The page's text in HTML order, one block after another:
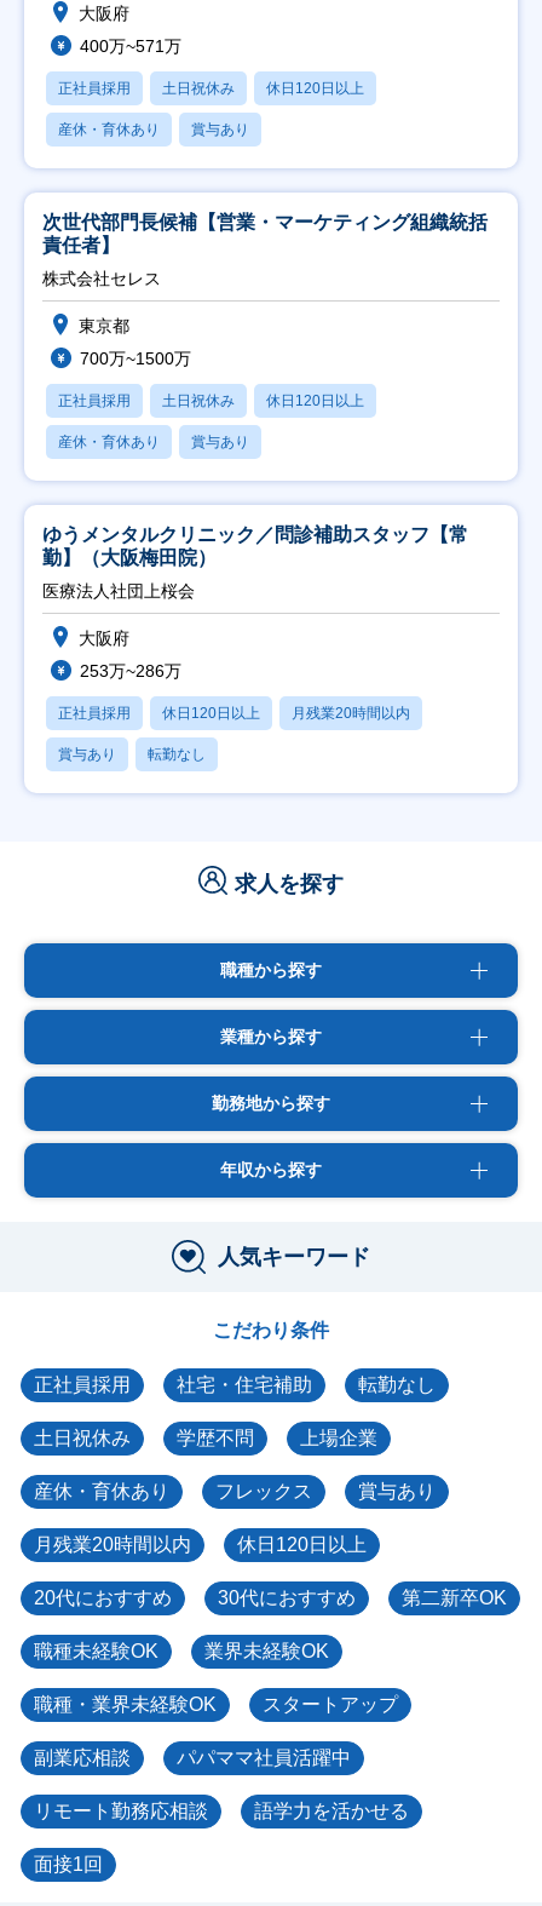
大阪府
400万~571万
正社員採用 土日祝休み 休日120日以上
産休・育休あり 賞与あり
次世代部門長候補【営業・マーケティング組織統括
責任者】
株式会社セレス
東京都
700万~1500万
正社員採用 土日祝休み 休日120日以上
産休・育休あり 賞与あり
ゆうメンタルクリニック／問診補助スタッフ【常
勤】（大阪梅田院）
医療法人社団上桜会
大阪府
253万~286万
正社員採用 休日120日以上 月残業20時間以内
賞与あり 転勤なし
求人を探す
職種から探す
業種から探す
勤務地から探す
年収から探す
人気キーワード
こだわり条件
正社員採用 社宅・住宅補助 転勤なし
土日祝休み 学歴不問 上場企業
産休・育休あり フレックス 賞与あり
月残業20時間以内 休日120日以上
20代におすすめ 30代におすすめ 第二新卒OK
職種未経験OK 業界未経験OK
職種・業界未経験OK スタートアップ
副業応相談 パパママ社員活躍中
リモート勤務応相談 語学力を活かせる
面接1回